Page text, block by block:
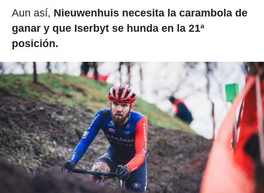
Aun así, Nieuwenhuis necesita la carambola de
ganar y que Iserbyt se hunda en la 21ª
posición.